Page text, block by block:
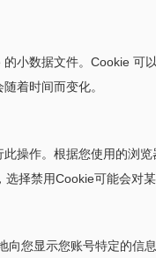
小数据文件。Cookie
着时间而变化。
操作。根据您使用的浏
择禁用Cookie可能会对
您显示您账号特定的